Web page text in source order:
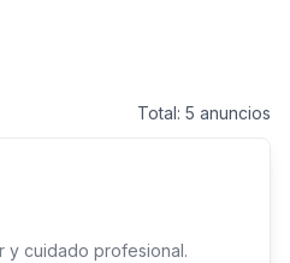
Total: 5 anuncios
y cuidado profesional.